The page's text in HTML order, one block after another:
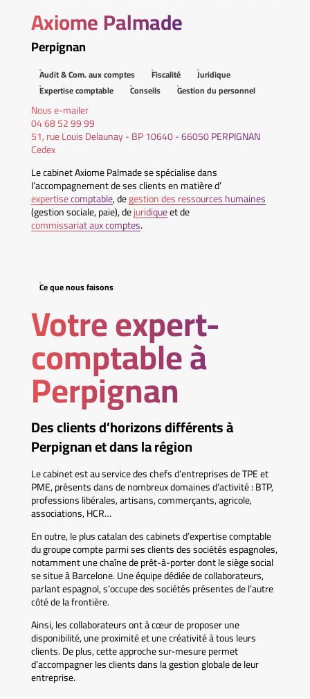
Axiome Palmade
Perpignan
Audit & Com. aux comptes Fiscalité
Juridique
Expertise comptable
Conseils Gestion du personnel
Nous e-mailer
04 68 52 99 99
51, rue Louis Delaunay - BP 10640 - 66050 PERPIGNAN
Cedex
Le cabinet Axiome Palmade se spécialise dans
l’accompagnement de ses clients en matière d’
expertise comptable, degestion des ressources humaines
(gestion sociale, paie), dejuridiqueet de
commissariat aux comptes.
Ce que nous faisons
Votre expert-
comptable à
Perpignan
Des clients d’horizons différents à
Perpignan et dans la région
Le cabinet est au service des chefs d’entreprises de TPE et
PME, présents dans de nombreux domaines d’activité : BTP,
professions libérales, artisans, commerçants, agricole,
associations, HCR…
En outre, le plus catalan des cabinets d’expertise comptable
du groupe compte parmi ses clients des sociétés espagnoles,
notamment une chaîne de prêt-à-porter dont le siège social
se situe à Barcelone. Une équipe dédiée de collaborateurs,
parlant espagnol, s’occupe des sociétés présentes de l’autre
côté de la frontière.
Ainsi, les collaborateurs ont à cœur de proposer une
disponibilité, une proximité et une créativité à tous leurs
clients. De plus, cette approche sur-mesure permet
d’accompagner les clients dans la gestion globale de leur
entreprise.